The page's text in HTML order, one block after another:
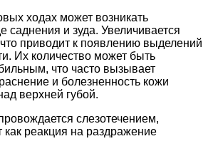
ходах может возникать
саднения и зуда. Увеличивается
приводит к появлению выделений
Их количество может быть
что часто вызывает
и болезненность кожи
верхней губой.
слезотечением,
как реакция на раздражение